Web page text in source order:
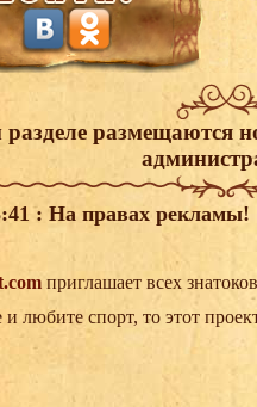
разделе размещаются
: На правах рекламы!
приглашает всех
любите спорт, то этот